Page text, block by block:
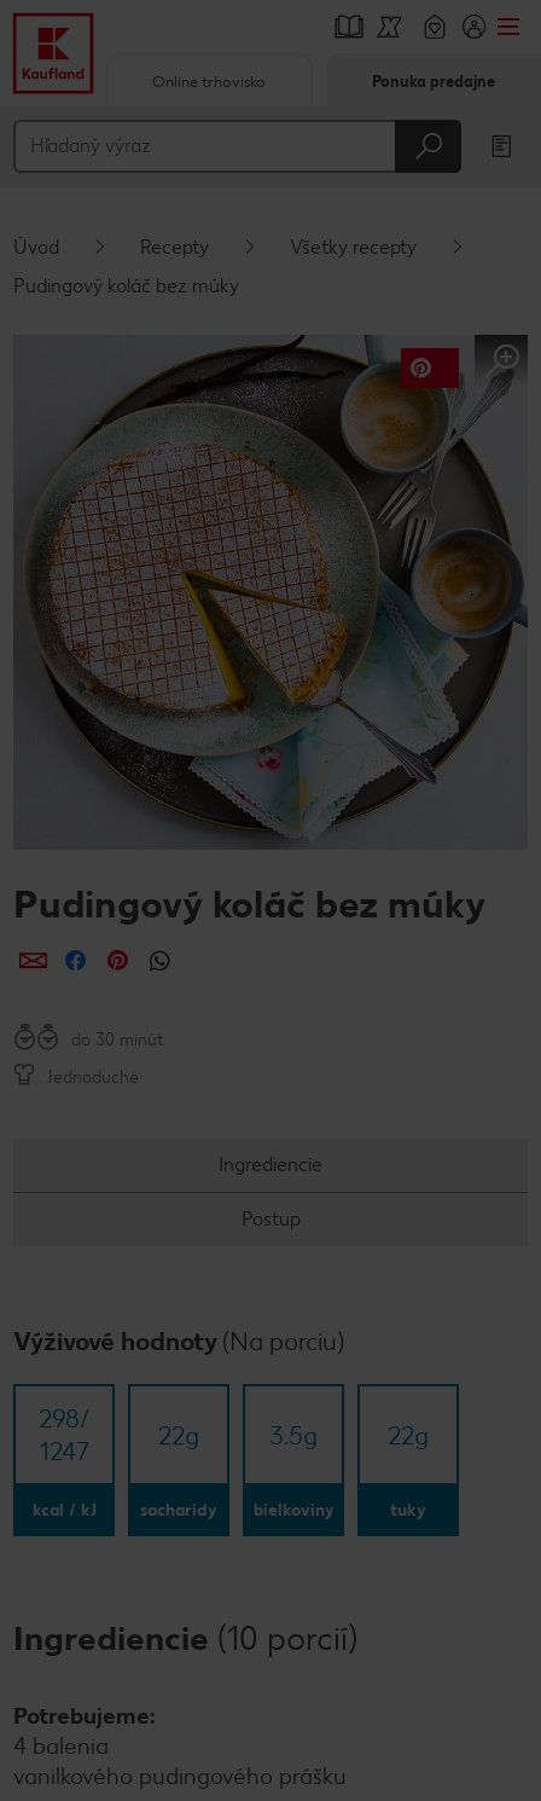
Hlavný obsah
Vyskakovací bočný panel
Online trhovisko Ponuka predajne
Úvod Recepty
Všetky recepty
Pudingový koláč bez múky
Pudingový koláč bez múky
ZdieľaťZdieľaťZdieľať
do 30 minút
Jednoduché
Ingrediencie
Postup
Výživové hodnoty (Na porciu)
298/​
1247
kcal / kJ
22g
sacharidy
3.5g
bielkoviny
22g
tuky
Ingrediencie (10 porcií)
Potrebujeme:
4 balenia
vanilkového pudingového prášku